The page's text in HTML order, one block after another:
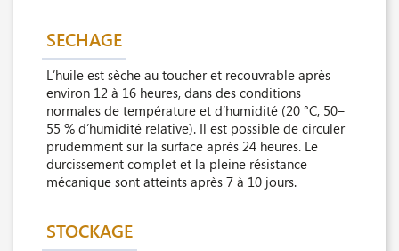
SECHAGE
L’huile est sèche au toucher et recouvrable après
environ 12 à 16 heures, dans des conditions
normales de température et d’humidité (20 °C, 50–
55 % d’humidité relative). Il est possible de circuler
prudemment sur la surface après 24 heures. Le
durcissement complet et la pleine résistance
mécanique sont atteints après 7 à 10 jours.
STOCKAGE